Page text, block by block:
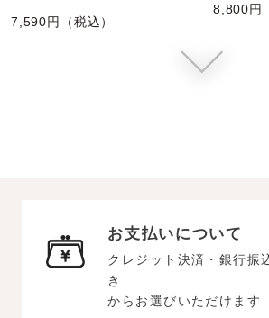
7,590円（税込）
8,800円
お支払いについて
クレジット決済・銀行振
き
からお選びいただけます